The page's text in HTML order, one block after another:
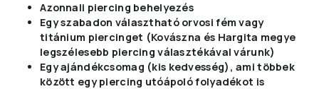
Azonnali piercing behelyezés
Egy szabadon választható orvosi fém vagy
titánium piercinget (Kovászna és Hargita megye
legszélesebb piercing választékával várunk)
Egy ajándékcsomag (kis kedvesség), ami többek
között egy piercing utóápoló folyadékot is